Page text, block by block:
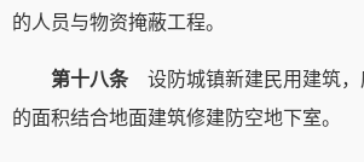
的人员与物资掩蔽工程。
第十八条 设防城镇新建民用建筑
的面积结合地面建筑修建防空地下室。